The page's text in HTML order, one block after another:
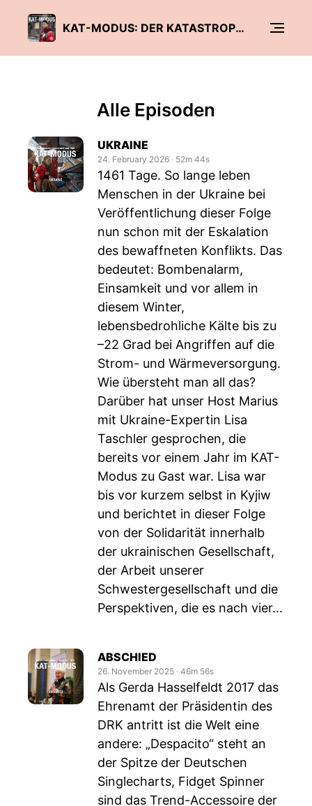
KAT-MODUS: DER KATASTROPHENPODCAST VOM DRK
Alle Episoden
UKRAINE
24. February 2026 ‧ 52m 44s
1461 Tage. So lange leben
Menschen in der Ukraine bei
Veröffentlichung dieser Folge
nun schon mit der Eskalation
des bewaffneten Konflikts. Das
bedeutet: Bombenalarm,
Einsamkeit und vor allem in
diesem Winter,
lebensbedrohliche Kälte bis zu
–22 Grad bei Angriffen auf die
Strom- und Wärmeversorgung.
Wie übersteht man all das?
Darüber hat unser Host Marius
mit Ukraine-Expertin Lisa
Taschler gesprochen, die
bereits vor einem Jahr im KAT-
Modus zu Gast war. Lisa war
bis vor kurzem selbst in Kyjiw
und berichtet in dieser Folge
von der Solidarität innerhalb
der ukrainischen Gesellschaft,
der Arbeit unserer
Schwestergesellschaft und die
Perspektiven, die es nach vier...
ABSCHIED
26. November 2025 ‧ 46m 56s
Als Gerda Hasselfeldt 2017 das
Ehrenamt der Präsidentin des
DRK antritt ist die Welt eine
andere: „Despacito“ steht an
der Spitze der Deutschen
Singlecharts, Fidget Spinner
sind das Trend-Accessoire der